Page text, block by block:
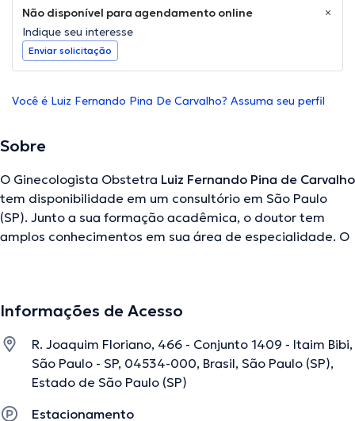
Não disponível para agendamento online
Indique seu interesse
Enviar solicitação
Você é Luiz Fernando Pina De Carvalho? Assuma seu perfil
Sobre
O Ginecologista Obstetra Luiz Fernando Pina de Carvalho
tem disponibilidade em um consultório em São Paulo
(SP). Junto a sua formação acadêmica, o doutor tem
amplos conhecimentos em sua área de especialidade. O
médicas. Luiz Fernando Pina de Carvalho cooperou em
formação contínua no seu setor de especialização e já
compartilhou numerosos artigos. Português Inglês são os
idiomas usados pelo profissional de saúde.
Informações de Acesso
R. Joaquim Floriano, 466 - Conjunto 1409 - Itaim Bibi,
São Paulo - SP, 04534-000, Brasil, São Paulo (SP),
Estado de São Paulo (SP)
Estacionamento